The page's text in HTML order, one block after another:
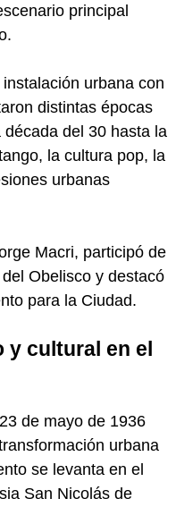
principal
urbana con
distintas épocas
del 30 hasta la
la cultura pop, la
urbanas
Macri, participó de
Obelisco y destacó
para la Ciudad.
y cultural en el
de mayo de 1936
urbana
se levanta en el
San Nicolás de